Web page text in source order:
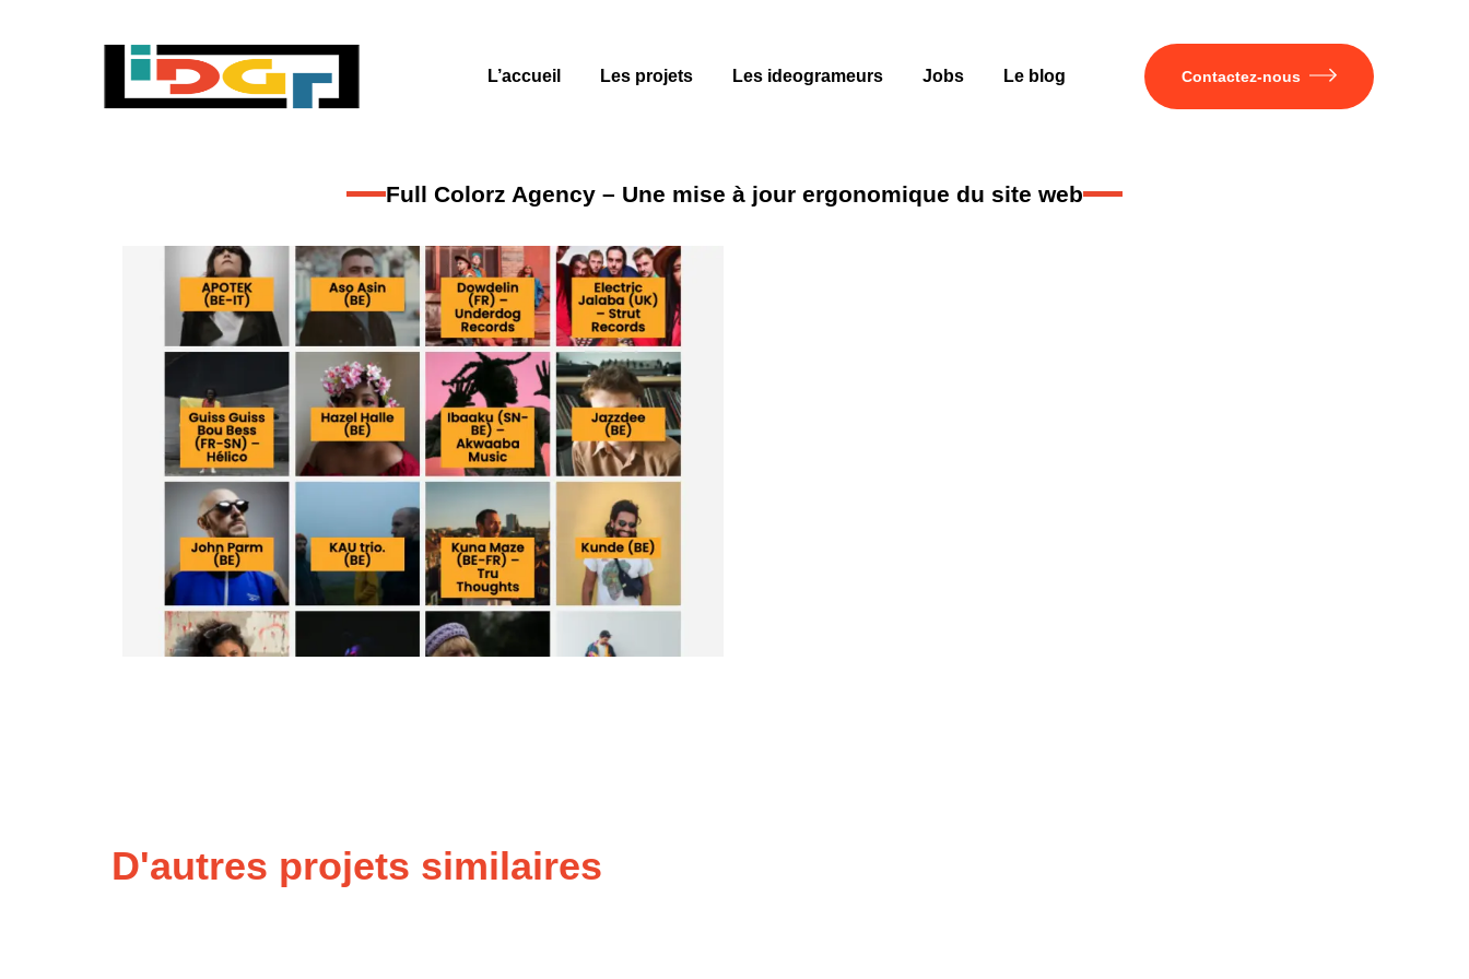
L’accueil Les projets Les ideogrameurs Jobs Le blog Contactez-nous
Full Colorz Agency – Une mise à jour ergonomique du site web
D'autres projets similaires